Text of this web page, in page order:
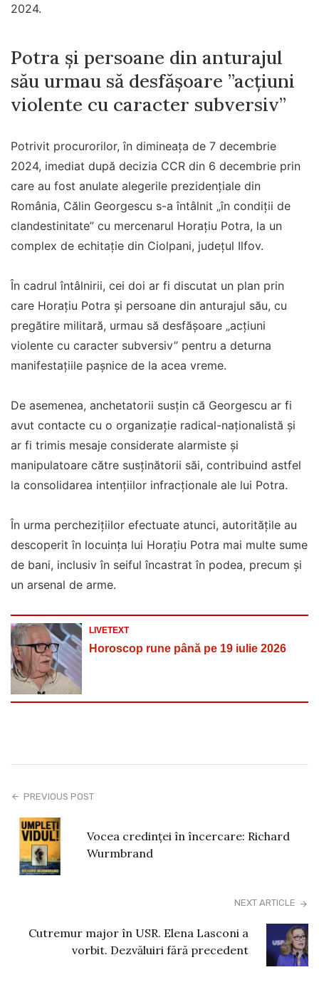
2024.
Potra şi persoane din anturajul
său urmau să desfăşoare ”acțiuni
violente cu caracter subversiv”
Potrivit procurorilor, în dimineața de 7 decembrie
2024, imediat după decizia CCR din 6 decembrie prin
care au fost anulate alegerile prezidențiale din
România, Călin Georgescu s-a întâlnit „în condiții de
clandestinitate” cu mercenarul Horațiu Potra, la un
complex de echitație din Ciolpani, județul Ilfov.
În cadrul întâlnirii, cei doi ar fi discutat un plan prin
care Horațiu Potra și persoane din anturajul său, cu
pregătire militară, urmau să desfășoare „acțiuni
violente cu caracter subversiv” pentru a deturna
manifestațiile pașnice de la acea vreme.
De asemenea, anchetatorii susțin că Georgescu ar fi
avut contacte cu o organizație radical-naționalistă și
ar fi trimis mesaje considerate alarmiste și
manipulatoare către susținătorii săi, contribuind astfel
la consolidarea intențiilor infracționale ale lui Potra.
În urma perchezițiilor efectuate atunci, autoritățile au
descoperit în locuința lui Horațiu Potra mai multe sume
de bani, inclusiv în seiful încastrat în podea, precum și
un arsenal de arme.
LIVETEXT
Horoscop rune până pe 19 iulie 2026
PREVIOUS POST
Vocea credinței în încercare: Richard
Wurmbrand
NEXT ARTICLE
Cutremur major în USR. Elena Lasconi a
vorbit. Dezvăluiri fără precedent